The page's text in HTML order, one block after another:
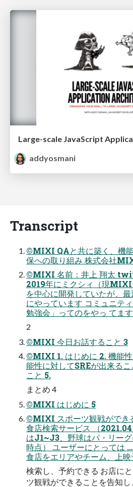
Large-scale JavaScript
addyosmani
Transcript
©MIXI QAと共に築く、機
保への取り組み 株式会社
©MIXI 名前：井上 翔太
2019年にミクシィ（現MIXI
を中心に開発していたが、
にやっています コミュニテ
勉強会」ってのをやっ てま
2
©MIXI 今日お話すること 3
©MIXI 1. はじめに 2. 機能
能性に対してSREが出来る
こと 5.
まとめ 4
©MIXI はじめに 5
©MIXI スポーツ観戦ができ
食店検索サービス （
はJ1~J3、野球はパ・リー
時点） ユーザーにとっては
食店をエリアやチーム、上映
検索し、予約できる お店に
ツ観戦ができることを告知